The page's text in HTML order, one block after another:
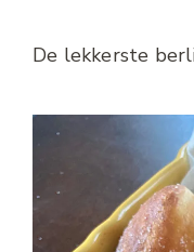
De lekkerste